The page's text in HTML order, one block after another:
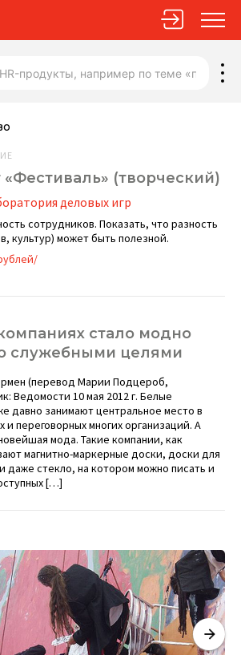
(творческий)
деловых игр
сотрудников. Показать, что разность
культур) может быть полезной.
стало модно
служебными целями
(перевод Марии Подцероб,
Ведомости 10 мая 2012 г. Белые
давно занимают центральное место в
переговорных многих организаций. А
мода. Такие компании, как
магнитно-маркерные доски, доски для
даже стекло, на котором можно писать и
[…]